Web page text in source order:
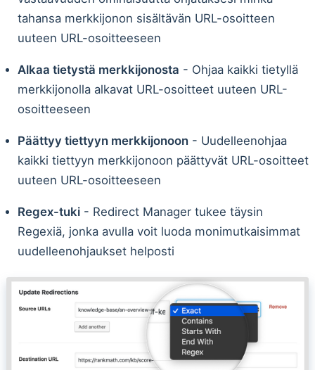
tahansa merkkijonon sisältävän URL-osoitteen
uuteen URL-osoitteeseen
Alkaa tietystä merkkijonosta - Ohjaa kaikki tietyllä
merkkijonolla alkavat URL-osoitteet uuteen URL-
osoitteeseen
Päättyy tiettyyn merkkijonoon- Uudelleenohjaa
kaikki tiettyyn merkkijonoon päättyvät URL-osoitteet
uuteen URL-osoitteeseen
Regex-tuki- Redirect Manager tukee täysin
Regexiä, jonka avulla voit luoda monimutkaisimmat
uudelleenohjaukset helposti